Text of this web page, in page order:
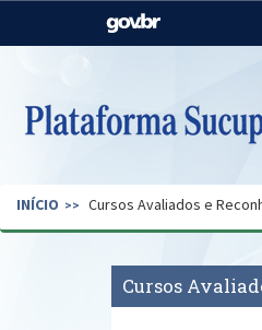
Casa Civil
Pecuária e Abastecimento
Secretaria de Governo
INÍCIO Cursos Avaliados e
Cursos